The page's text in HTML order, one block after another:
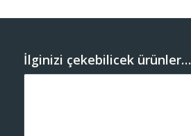
İlginizi çekebilicek ürünler…